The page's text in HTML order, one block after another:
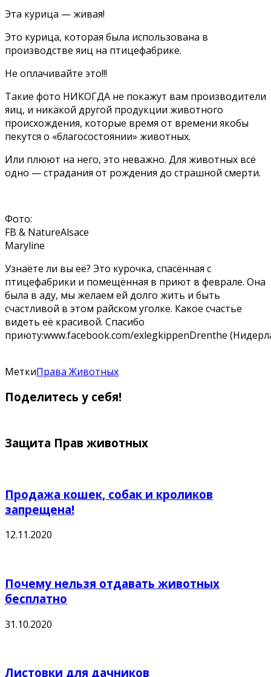
веганом!
Эта курица — живая!
Это курица, которая была использована в
производстве яиц на птицефабрике.
Не оплачивайте это!!!
Такие фото НИКОГДА не покажут вам производители
яиц, и никакой другой продукции животного
происхождения, которые время от времени якобы
пекутся о «благосостоянии» животных.
Или плюют на него, это неважно. Для животных всё
одно — страдания от рождения до страшной смерти.
Фото:
FB & NatureAlsace
Maryline
Узнаёте ли вы её? Это курочка, спасённая с
птицефабрики и помещённая в приют в феврале. Она
была в аду, мы желаем ей долго жить и быть
счастливой в этом райском уголке. Какое счастье
видеть её красивой. Спасибо
приюту:www.facebook.com/exlegkippenDrenthe
МеткиПрава Животных
Поделитесь у себя!
Защита Прав животных
Продажа кошек, собак и кроликов
запрещена!
12.11.2020
Почему нельзя отдавать животных
бесплатно
31.10.2020
Листовки для дачников